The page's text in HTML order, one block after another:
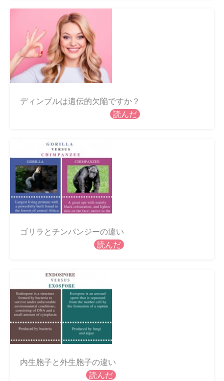
ディンプルは遺伝的欠陥ですか？
読んだ
ゴリラとチンパンジーの違い
読んだ
内生胞子と外生胞子の違い
読んだ